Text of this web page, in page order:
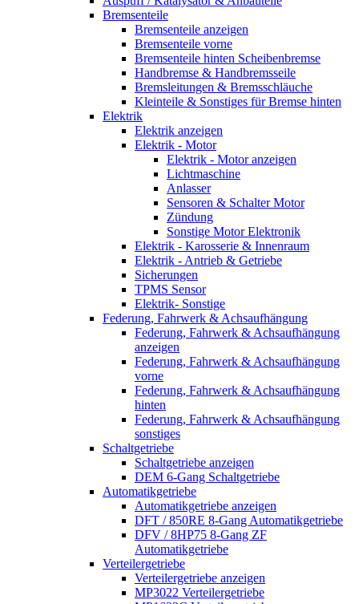
Bremsenteile
Bremsenteile anzeigen
Bremsenteile vorne
Bremsenteile hinten Scheibenbremse
Handbremse & Handbremsseile
Bremsleitungen & Bremsschläuche
Kleinteile & Sonstiges für Bremse hinten
Elektrik
Elektrik anzeigen
Elektrik - Motor
Elektrik - Motor anzeigen
Lichtmaschine
Anlasser
Sensoren & Schalter Motor
Zündung
Sonstige Motor Elektronik
Elektrik - Karosserie & Innenraum
Elektrik - Antrieb & Getriebe
Sicherungen
TPMS Sensor
Elektrik- Sonstige
Federung, Fahrwerk & Achsaufhängung
Federung, Fahrwerk & Achsaufhängung
anzeigen
Federung, Fahrwerk & Achsaufhängung
vorne
Federung, Fahrwerk & Achsaufhängung
hinten
Federung, Fahrwerk & Achsaufhängung
sonstiges
Schaltgetriebe
Schaltgetriebe anzeigen
DEM 6-Gang Schaltgetriebe
Automatikgetriebe
Automatikgetriebe anzeigen
DFT / 850RE 8-Gang Automatikgetriebe
DFV / 8HP75 8-Gang ZF
Automatikgetriebe
Verteilergetriebe
Verteilergetriebe anzeigen
MP3022 Verteilergetriebe